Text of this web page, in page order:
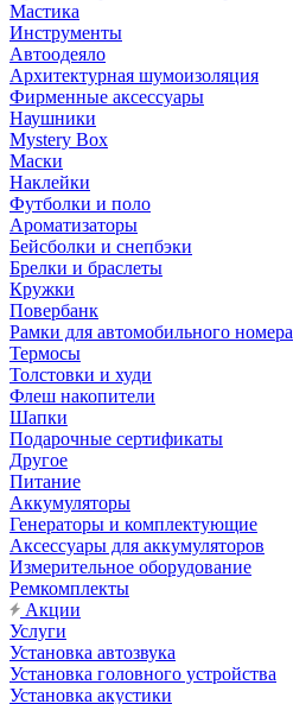
Мастика
Инструменты
Автоодеяло
Архитектурная шумоизоляция
Фирменные аксессуары
Наушники
Mystery Box
Маски
Наклейки
Футболки и поло
Ароматизаторы
Бейсболки и снепбэки
Брелки и браслеты
Кружки
Повербанк
Рамки для автомобильного номера
Термосы
Толстовки и худи
Флеш накопители
Шапки
Подарочные сертификаты
Другое
Питание
Аккумуляторы
Генераторы и комплектующие
Аксессуары для аккумуляторов
Измерительное оборудование
Ремкомплекты
Акции
Услуги
Установка автозвука
Установка головного устройства
Установка акустики